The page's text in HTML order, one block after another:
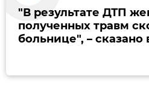
"В результате ДТП
полученных травм
больнице", –